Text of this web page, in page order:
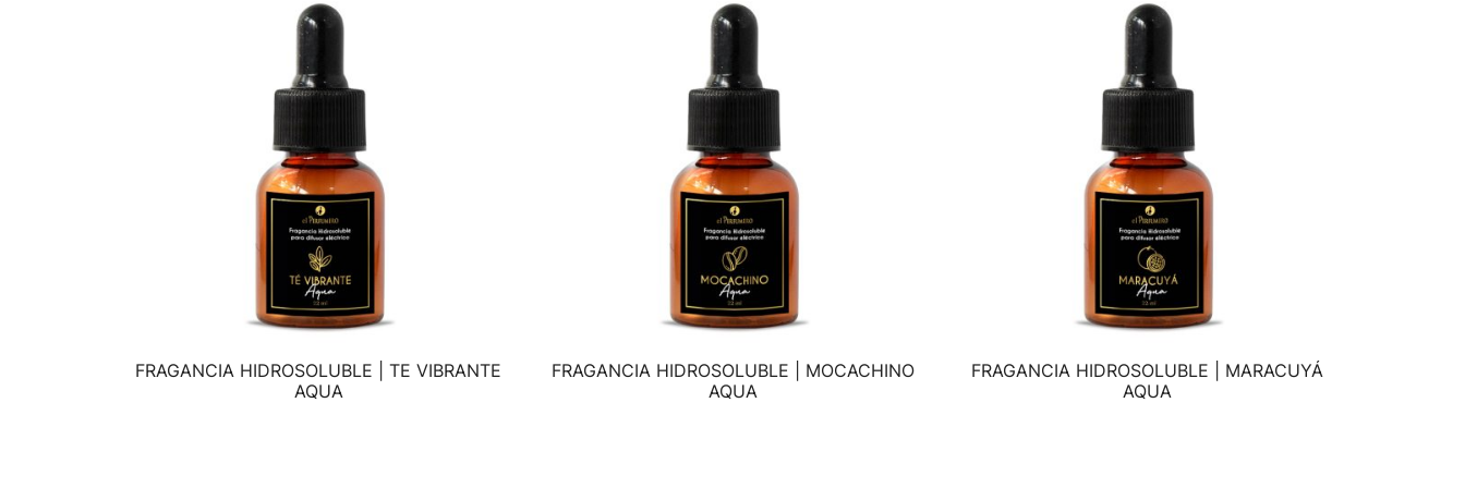
VISTA RÁPIDA
FRAGANCIA HIDROSOLUBLE | TE VIBRANTE
AQUA
VISTA RÁPIDA
FRAGANCIA HIDROSOLUBLE | MOCACHINO
AQUA
VISTA RÁPIDA
FRAGANCIA HIDROSOLUBLE | MARACUYÁ
AQUA